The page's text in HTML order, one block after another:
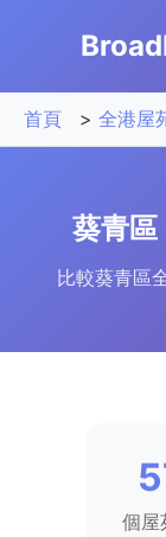
首頁 > 全港屋
葵青
比較葵青區
個屋